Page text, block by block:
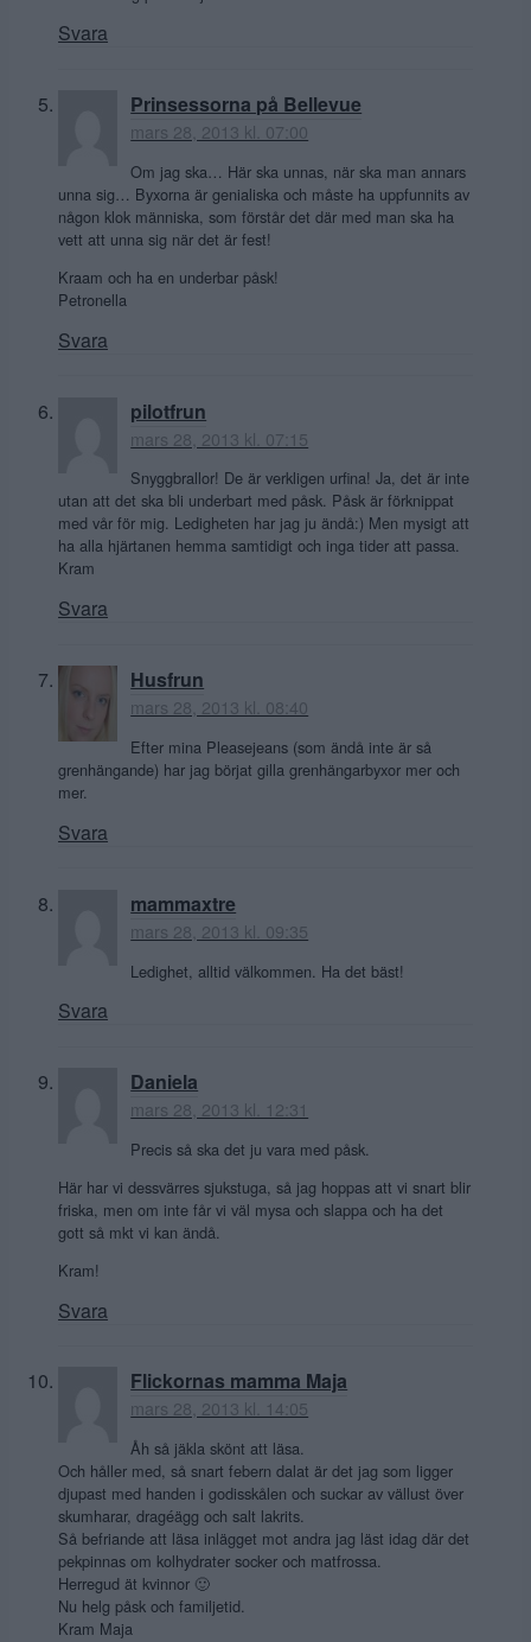
Svara
Prinsessorna på Bellevue
mars 28, 2013 kl. 07:00
Om jag ska… Här ska unnas, när ska man annars
unna sig… Byxorna är genialiska och måste ha uppfunnits av
någon klok människa, som förstår det där med man ska ha
vett att unna sig när det är fest!
Kraam och ha en underbar påsk!
Petronella
Svara
pilotfrun
mars 28, 2013 kl. 07:15
Snyggbrallor! De är verkligen urfina! Ja, det är inte
utan att det ska bli underbart med påsk. Påsk är förknippat
med vår för mig. Ledigheten har jag ju ändå:) Men mysigt att
ha alla hjärtanen hemma samtidigt och inga tider att passa.
Kram
Svara
Husfrun
mars 28, 2013 kl. 08:40
Efter mina Pleasejeans (som ändå inte är så
grenhängande) har jag börjat gilla grenhängarbyxor mer och
mer.
Svara
mammaxtre
mars 28, 2013 kl. 09:35
Ledighet, alltid välkommen. Ha det bäst!
Svara
Daniela
mars 28, 2013 kl. 12:31
Precis så ska det ju vara med påsk.
Här har vi dessvärres sjukstuga, så jag hoppas att vi snart blir
friska, men om inte får vi väl mysa och slappa och ha det
gott så mkt vi kan ändå.
Kram!
Svara
Flickornas mamma Maja
mars 28, 2013 kl. 14:05
Åh så jäkla skönt att läsa.
Och håller med, så snart febern dalat är det jag som ligger
djupast med handen i godisskålen och suckar av vällust över
skumharar, dragéägg och salt lakrits.
Så befriande att läsa inlägget mot andra jag läst idag där det
pekpinnas om kolhydrater socker och matfrossa.
Herregud ät kvinnor 🙂
Nu helg påsk och familjetid.
Kram Maja